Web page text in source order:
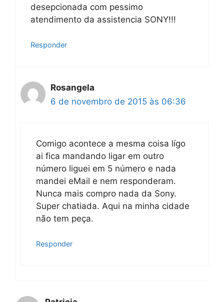
desepcionada com pessimo
atendimento da assistencia SONY!!!
Responder
Rosangela
6 de novembro de 2015 às 06:36
Comigo acontece a mesma coisa lígo
ai fica mandando ligar em outro
número liguei em 5 número e nada
mandei eMail e nem responderam.
Nunca mais compro nada da Sony.
Super chatiada. Aqui na minha cidade
não tem peça.
Responder